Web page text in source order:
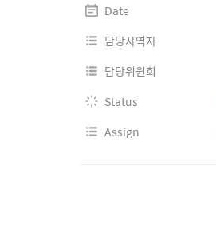
Date
담당사역자
담당위원회
Status
Assign